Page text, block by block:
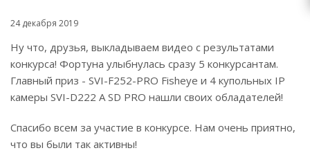
24 декабря 2019
Ну что, друзья, выкладываем видео с результатами
конкурса! Фортуна улыбнулась сразу 5 конкурсантам.
Главный приз - SVI-F252-PRO Fisheye и 4 купольных IP
камеры SVI-D222 A SD PRO нашли своих обладателей!
Спасибо всем за участие в конкурсе. Нам очень приятно,
что вы были так активны!